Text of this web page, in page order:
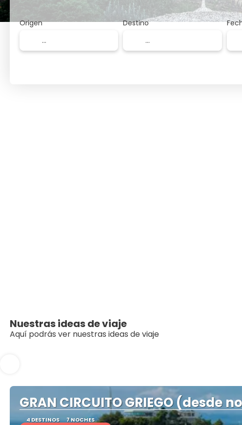
Origen Destino
Nuestras ideas de viaje
Aquí podrás ver nuestras ideas de viaje
GRAN CIRCUITO GRIEGO
4 DESTINOS 7 NOCHES